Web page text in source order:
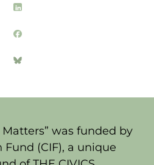
was funded by
(CIF), a unique